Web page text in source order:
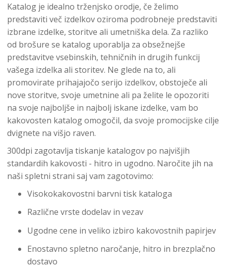
Katalog je idealno trženjsko orodje, če želimo
predstaviti več izdelkov oziroma podrobneje predstaviti
izbrane izdelke, storitve ali umetniška dela. Za razliko
od brošure se katalog uporablja za obsežnejše
predstavitve vsebinskih, tehničnih in drugih funkcij
vašega izdelka ali storitev. Ne glede na to, ali
promovirate prihajajočo serijo izdelkov, obstoječe ali
nove storitve, svoje umetnine ali pa želite le opozoriti
na svoje najboljše in najbolj iskane izdelke, vam bo
kakovosten katalog omogočil, da svoje promocijske cilje
dvignete na višjo raven.
300dpi zagotavlja tiskanje katalogov po najvišjih
standardih kakovosti - hitro in ugodno. Naročite jih na
naši spletni strani saj vam zagotovimo:
Visokokakovostni barvni tisk kataloga
Različne vrste dodelav in vezav
Ugodne cene in veliko izbiro kakovostnih papirjev
Enostavno spletno naročanje, hitro in brezplačno
dostavo